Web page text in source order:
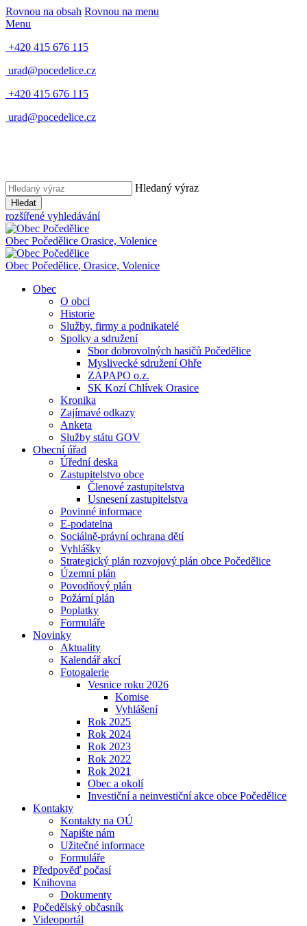
Rovnou na obsah Rovnou na menu
Menu
+420 415 676 115
urad@pocedelice.cz
+420 415 676 115
urad@pocedelice.cz
Hledaný výraz
Hledat
rozšířené vyhledávání
Obec Počedělice Orasice, Volenice
Obec Počedělice, Orasice, Volenice
Obec
O obci
Historie
Služby, firmy a podnikatelé
Spolky a sdružení
Sbor dobrovolných hasičů Počedělice
Myslivecké sdružení Ohře
ZAPAPO o.z.
SK Kozí Chlívek Orasice
Kronika
Zajímavé odkazy
Anketa
Služby státu GOV
Obecní úřad
Úřední deska
Zastupitelstvo obce
Členové zastupitelstva
Usnesení zastupitelstva
Povinné informace
E-podatelna
Sociálně-právní ochrana dětí
Vyhlášky
Strategický plán rozvojový plán obce Počedělice
Územní plán
Povodňový plán
Požární plán
Poplatky
Formuláře
Novinky
Aktuality
Kalendář akcí
Fotogalerie
Vesnice roku 2026
Komise
Vyhlášení
Rok 2025
Rok 2024
Rok 2023
Rok 2022
Rok 2021
Obec a okolí
Investiční a neinvestiční akce obce Počedělice
Kontakty
Kontakty na OÚ
Napište nám
Užitečné informace
Formuláře
Předpověď počasí
Knihovna
Dokumenty
Počedělský občasník
Videoportál